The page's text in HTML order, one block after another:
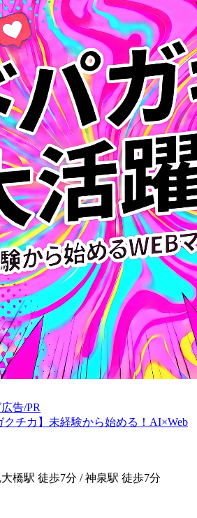
広告/PR
クチカ】未経験から始める！AI×Web
橋駅 徒歩7分 / 神泉駅 徒歩7分